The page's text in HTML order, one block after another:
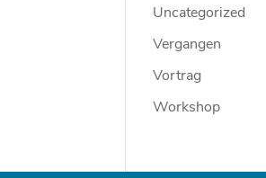
Uncategorized
Vergangen
Vortrag
Workshop